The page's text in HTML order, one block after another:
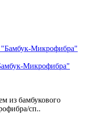
Микрофибра"
из бамбукового
сп..